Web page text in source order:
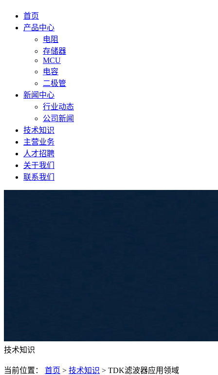
首页
产品中心
电阻
存储器
MCU
电容
二极管
新闻中心
行业动态
公司新闻
技术知识
主营业务
人才招聘
关于我们
联系我们
技术知识
当前位置： 首页 > 技术知识 > TDK滤波器应用领域